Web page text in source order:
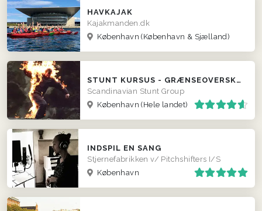
HAVKAJAK
Kajakmanden.dk
København(København & Sjælland)
STUNT KURSUS - GRÆNSEOVERSKRIDENDE OG HYLENDE MORSOMT
Scandinavian Stunt Group
København(Hele landet)
INDSPIL EN SANG
Stjernefabrikken v/ Pitchshifters I/S
København